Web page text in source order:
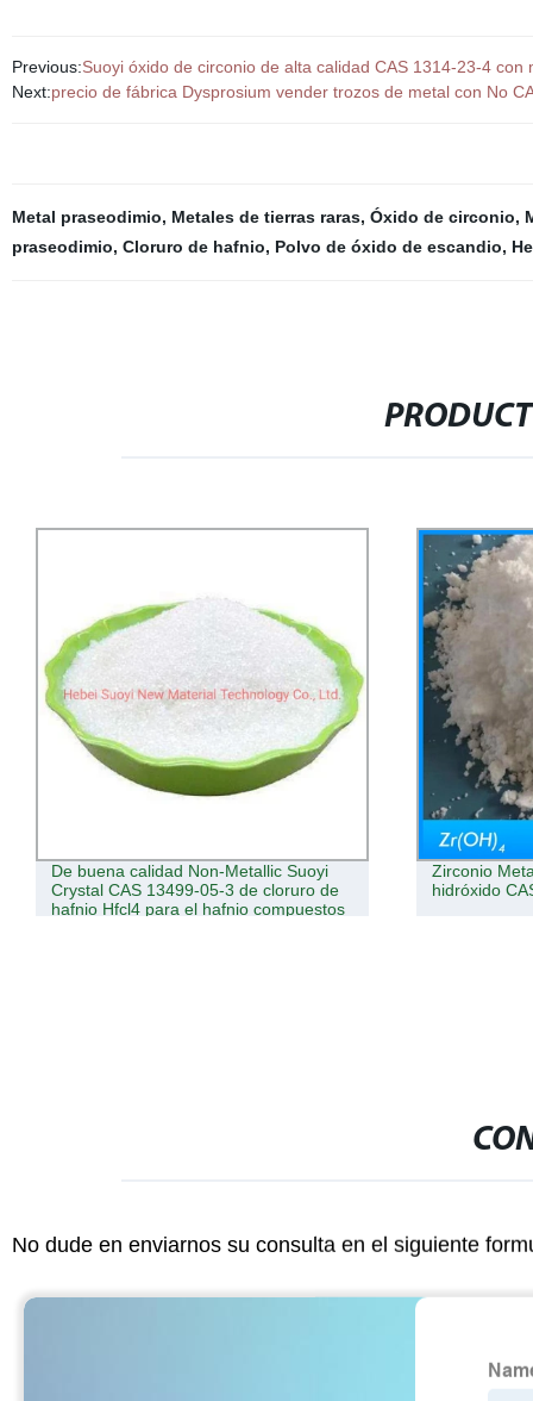
Previous:Suoyi óxido de circonio de alta calidad CAS 1314-23-4 con
Next:precio de fábrica Dysprosium vender trozos de metal con No
Metal praseodimio, Metales de tierras raras, Óxido de circonio,
praseodimio, Cloruro de hafnio, Polvo de óxido de escandio,
Zirconio Metal Intermediates Zirconio
hidróxido CAS 14475-63-9
Nitrato de
No dude en enviarnos su consulta en el siguiente